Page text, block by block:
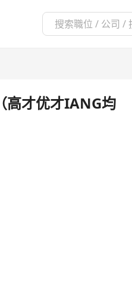
高才优才IANG均